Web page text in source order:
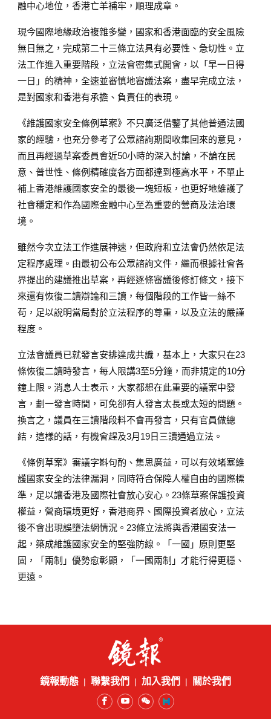
融中心地位，香港亡羊補牢，順理成章。
現今國際地緣政治複雜多變，國家和香港面臨的安全風險
無日無之，完成第二十三條立法具有必要性、急切性。立
法工作進入重要階段，立法會密集式開會，以「早一日得
一日」的精神，全速並審慎地審議法案，盡早完成立法，
是對國家和香港有承擔、負責任的表現。
《維護國家安全條例草案》不只廣泛借鑒了其他普通法國
家的經驗，也充分參考了公眾諮詢期間收集回來的意見，
而且再經過草案委員會近50小時的深入討論，不論在民
意、普世性、條例精確度各方面都達到極高水平，不單止
補上香港維護國家安全的最後一塊短板，也更好地維護了
社會穩定和作為國際金融中心至為重要的營商及法治環
境。
雖然今次立法工作進展神速，但政府和立法會仍然依足法
定程序處理。由最初公布公眾諮詢文件，繼而根據社會各
界提出的建議推出草案，再經逐條審議後修訂條文，接下
來還有恢復二讀辯論和三讀，每個階段的工作皆一絲不
苟，足以說明當局對於立法程序的尊重，以及立法的嚴謹
程度。
立法會議員已就發言安排達成共識，基本上，大家只在23
條恢復二讀時發言，每人限講3至5分鐘，而非規定的10分
鐘上限。消息人士表示，大家都想在此重要的議案中發
言，劃一發言時間，可免卻有人發言太長或太短的問題。
換言之，議員在三讀階段料不會再發言，只有官員做總
結，這樣的話，有機會趕及3月19日三讀通過立法。
《條例草案》審議字斟句酌、集思廣益，可以有效堵塞維
護國家安全的法律漏洞，同時符合保障人權自由的國際標
準，足以讓香港及國際社會放心安心。23條草案保護投資
權益，營商環境更好，香港商界、國際投資者放心，立法
後不會出現誤墮法網情況。23條立法將與香港國安法一
起，築成維護國家安全的堅強防線。「一國」原則更堅
固，「兩制」優勢愈彰顯，「一國兩制」才能行得更穩、
更遠。
鏡報動態 聯繫我們 加入我們 關於我們